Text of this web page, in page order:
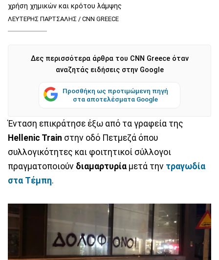
χρήση χημικών και κρότου λάμψης
ΛΕΥΤΕΡΗΣ ΠΑΡΤΣΑΛΗΣ / CNN GREECE
Δες περισσότερα άρθρα του CNN Greece όταν
αναζητάς ειδήσεις στην Google
Προσθήκη ως προτιμώμενη πηγή
στα αποτελέσματα Google
Ένταση επικράτησε έξω από τα γραφεία της
Hellenic Train στην οδό Πετμεζά όπου
συλλογικότητες και φοιτητικοί σύλλογοι
πραγματοποιούν διαμαρτυρία μετά την τραγωδία
στα Τέμπη.